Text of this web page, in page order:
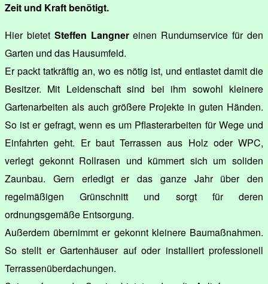
Zeit und Kraft benötigt.
Hier bietet Steffen Langnereinen Rundumservice für den
Garten und das Hausumfeld.
Er packt tatkräftig an, wo es nötig ist, und entlastet damit die
Besitzer. Mit Leidenschaft sind bei ihm sowohl kleinere
Gartenarbeiten als auch größere Projekte in guten Händen.
So ist er gefragt, wenn es um Pflasterarbeiten für Wege und
Einfahrten geht. Er baut Terrassen aus Holz oder WPC,
verlegt gekonnt Rollrasen und kümmert sich um soliden
Zaunbau. Gern erledigt er das ganze Jahr über den
regelmäßigen Grünschnitt und sorgt für deren
ordnungsgemäße Entsorgung.
Außerdem übernimmt er gekonnt kleinere Baumaßnahmen.
So stellt er Gartenhäuser auf oder installiert professionell
Terrassenüberdachungen.